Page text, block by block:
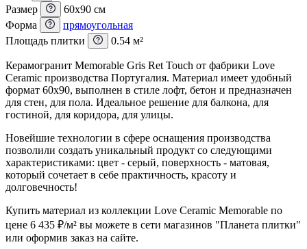
Размер
60x90 см
Форма
прямоугольная
Площадь плитки
0.54 м²
Керамогранит Memorable Gris Ret Touch от фабрики Love
Ceramic производства Португалия. Материал имеет удобный
формат 60x90, выполнен в стиле лофт, бетон и предназначен
для стен, для пола. Идеальное решение для балкона, для
гостиной, для коридора, для улицы.
Новейшие технологии в сфере оснащения производства
позволили создать уникальный продукт со следующими
характеристиками: цвет - серый, поверхность - матовая,
который сочетает в себе практичность, красоту и
долговечность!
Купить материал из коллекции Love Ceramic Memorable по
цене 6 435 ₽/м² вы можете в сети магазинов "Планета плитки"
или оформив заказ на сайте.